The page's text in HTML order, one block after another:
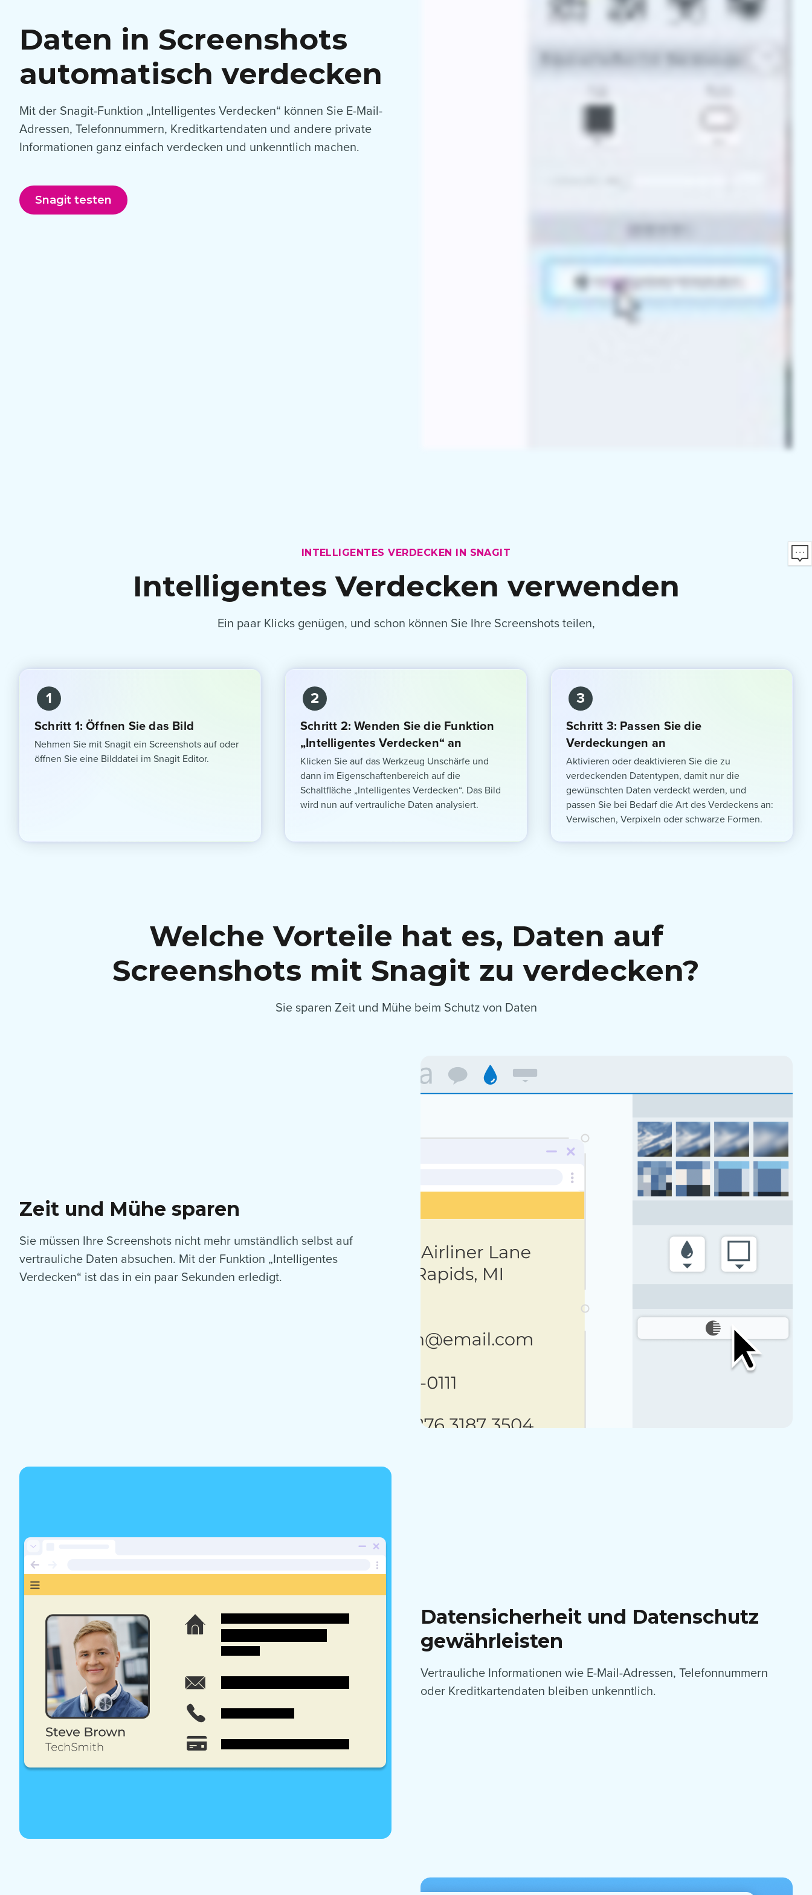
Daten in Screenshots
automatisch verdecken
Mit der Snagit-Funktion „Intelligentes Verdecken“ können Sie E-Mail-
Adressen, Telefonnummern, Kreditkartendaten und andere private
Informationen ganz einfach verdecken und unkenntlich machen.
Snagit testen
INTELLIGENTES VERDECKEN IN SNAGIT
Intelligentes Verdecken verwenden
Ein paar Klicks genügen, und schon können Sie Ihre Screenshots teilen,
1
Schritt 1: Öffnen Sie das Bild
Nehmen Sie mit Snagit ein Screenshots auf oder
öffnen Sie eine Bilddatei im Snagit Editor.
2
Schritt 2: Wenden Sie die Funktion
„Intelligentes Verdecken“ an
Klicken Sie auf das Werkzeug Unschärfe und
dann im Eigenschaftenbereich auf die
Schaltfläche „Intelligentes Verdecken“. Das Bild
wird nun auf vertrauliche Daten analysiert.
3
Schritt 3: Passen Sie die
Verdeckungen an
Aktivieren oder deaktivieren Sie die zu
verdeckenden Datentypen, damit nur die
gewünschten Daten verdeckt werden, und
passen Sie bei Bedarf die Art des Verdeckens an:
Verwischen, Verpixeln oder schwarze Formen.
Welche Vorteile hat es, Daten auf
Screenshots mit Snagit zu verdecken?
Sie sparen Zeit und Mühe beim Schutz von Daten
Zeit und Mühe sparen
Sie müssen Ihre Screenshots nicht mehr umständlich selbst auf
vertrauliche Daten absuchen. Mit der Funktion „Intelligentes
Verdecken“ ist das in ein paar Sekunden erledigt.
Datensicherheit und Datenschutz
gewährleisten
Vertrauliche Informationen wie E-Mail-Adressen, Telefonnummern
oder Kreditkartendaten bleiben unkenntlich.